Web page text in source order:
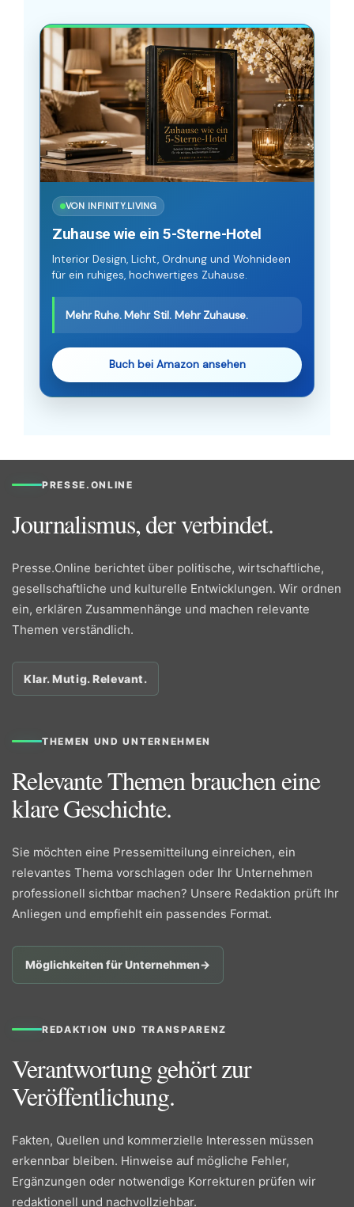
VON INFINITY.LIVING
Zuhause wie ein 5-Sterne-Hotel
Interior Design, Licht, Ordnung und Wohnideen
für ein ruhiges, hochwertiges Zuhause.
Mehr Ruhe. Mehr Stil. Mehr Zuhause.
Buch bei Amazon ansehen
PRESSE.ONLINE
Journalismus, der verbindet.
Presse.Online berichtet über politische, wirtschaftliche,
gesellschaftliche und kulturelle Entwicklungen. Wir ordnen
ein, erklären Zusammenhänge und machen relevante
Themen verständlich.
Klar. Mutig. Relevant.
THEMEN UND UNTERNEHMEN
Relevante Themen brauchen eine
klare Geschichte.
Sie möchten eine Pressemitteilung einreichen, ein
relevantes Thema vorschlagen oder Ihr Unternehmen
professionell sichtbar machen? Unsere Redaktion prüft Ihr
Anliegen und empfiehlt ein passendes Format.
Möglichkeiten für Unternehmen→
REDAKTION UND TRANSPARENZ
Verantwortung gehört zur
Veröffentlichung.
Fakten, Quellen und kommerzielle Interessen müssen
erkennbar bleiben. Hinweise auf mögliche Fehler,
Ergänzungen oder notwendige Korrekturen prüfen wir
redaktionell und nachvollziehbar.